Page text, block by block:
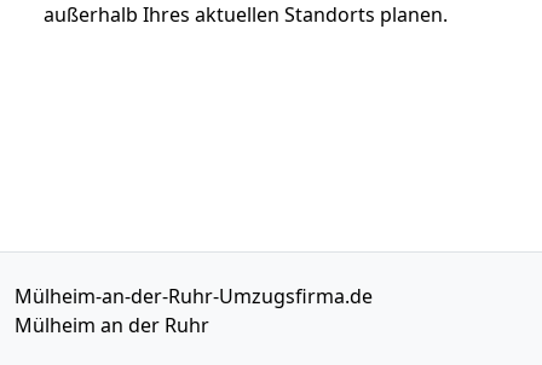
außerhalb Ihres aktuellen Standorts planen.
Mülheim-an-der-Ruhr-Umzugsfirma.de
Mülheim an der Ruhr